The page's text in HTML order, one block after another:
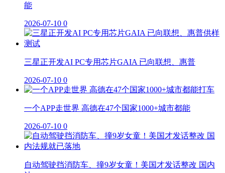
能
2026-07-10 0
三星正开发AI PC专用芯片GAIA 已向联想、惠普
2026-07-10 0
一个APP走世界 高德在47个国家1000+城市都能
2026-07-10 0
自动驾驶挡消防车、撞9岁女童！美国才发话整改 国内